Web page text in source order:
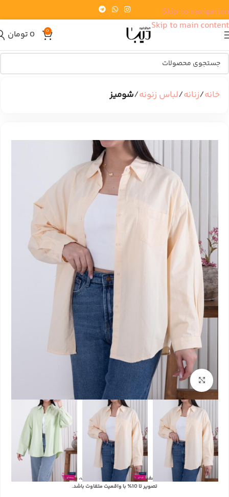
Skip to navigation
Skip to main content
0
0 تومان
خانه زنانه لباس زنونه شومیز
بزرگنمایی تصویر
با توجه به تفاوت رنگ‌ها در صفحه نمایش دستگاه‌های مختلف، ممکن است رنگ محصولات در
تصویر تا 10٪ با واقعیت متفاوت باشد.